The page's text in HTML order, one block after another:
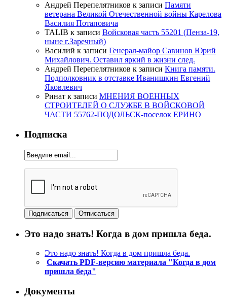
Андрей Перепелятников к записи Памяти
ветерана Великой Отечественной войны Карелова
Василия Потаповича
TALIB к записи Войсковая часть 55201 (Пенза-19,
ныне г.Заречный)
Василий к записи Генерал-майор Савинов Юрий
Михайлович. Оставил яркий в жизни след.
Андрей Перепелятников к записи Книга памяти.
Подполковник в отставке Иванишкин Евгений
Яковлевич
Ринат к записи МНЕНИЯ ВОЕННЫХ
СТРОИТЕЛЕЙ О СЛУЖБЕ В ВОЙСКОВОЙ
ЧАСТИ 55762-ПОДОЛЬСК-поселок ЕРИНО
Подписка
Это надо знать! Когда в дом пришла беда.
Это надо знать! Когда в дом пришла беда.
Скачать PDF-версию материала "Когда в дом
пришла беда"
Документы